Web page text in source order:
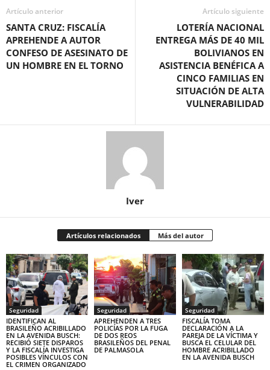
Artículo anterior
SANTA CRUZ: FISCALÍA
APREHENDE A AUTOR
CONFESO DE ASESINATO DE
UN HOMBRE EN EL TORNO
Artículo siguiente
LOTERÍA NACIONAL
ENTREGA MÁS DE 40 MIL
BOLIVIANOS EN
ASISTENCIA BENÉFICA A
CINCO FAMILIAS EN
SITUACIÓN DE ALTA
VULNERABILIDAD
Iver
Artículos relacionados Más del autor
Seguridad
IDENTIFICAN AL
BRASILEÑO ACRIBILLADO
EN LA AVENIDA BUSCH:
RECIBIÓ SIETE DISPAROS
Y LA FISCALÍA INVESTIGA
POSIBLES VÍNCULOS CON
EL CRIMEN ORGANIZADO
Seguridad
APREHENDEN A TRES
POLICÍAS POR LA FUGA
DE DOS REOS
BRASILEÑOS DEL PENAL
DE PALMASOLA
Seguridad
FISCALÍA TOMA
DECLARACIÓN A LA
PAREJA DE LA VÍCTIMA Y
BUSCA EL CELULAR DEL
HOMBRE ACRIBILLADO
EN LA AVENIDA BUSCH